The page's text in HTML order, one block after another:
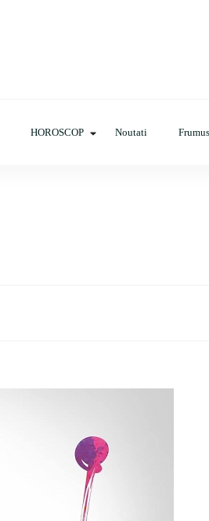
HOROSCOP Noutati